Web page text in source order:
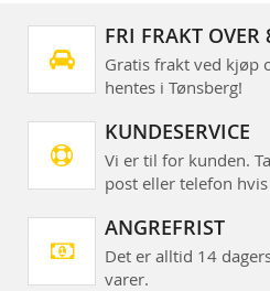
FRI FRAKT OVER
Gratis frakt ved kjøp
hentes i Tønsberg!
KUNDESERVICE
Vi er til for kunden.
post eller telefon
ANGREFRIST
Det er alltid 14
varer.